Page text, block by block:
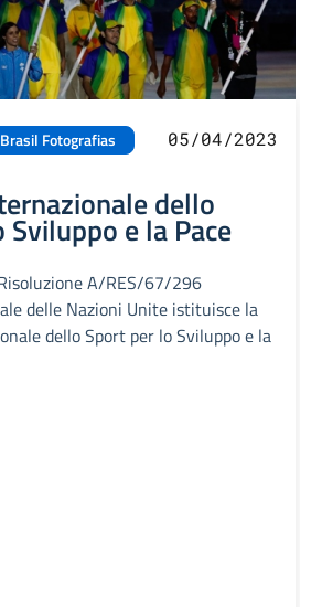
Fotografias 05/04/2023
dello
e la Pace
A/RES/67/296
delle Nazioni Unite istituisce la
dello Sport per lo Sviluppo e la